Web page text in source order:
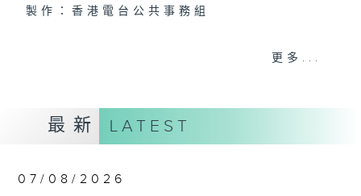
製作：香港電台公共事務組
香港電台公共事務組
讚好Like「
RTHK 香港電台公共事務組
Facebook專頁
更多...
最新 LATEST
07/08/2026